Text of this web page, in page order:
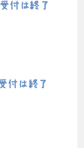
付は終了
付は終了